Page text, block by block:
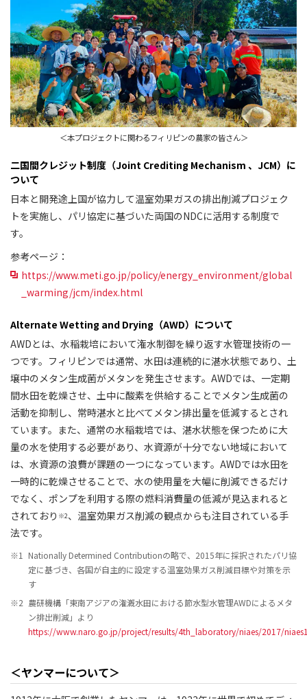
＜本プロジェクトに関わるフィリピンの農家の皆さん＞
二国間クレジット制度（Joint Crediting Mechanism 、JCM）に
ついて
日本と開発途上国が協力して温室効果ガスの排出削減プロジェク
トを実施し、パリ協定に基づいた両国のNDCに活用する制度で
す。
参考ページ：
https://www.meti.go.jp/policy/energy_environment/global
_warming/jcm/index.html
Alternate Wetting and Drying（AWD）について
AWDとは、水稲栽培において潅水制御を繰り返す水管理技術の一
つです。フィリピンでは通常、水田は連続的に湛水状態であり、土
壌中のメタン生成菌がメタンを発生させます。AWDでは、一定期
間水田を乾燥させ、土中に酸素を供給することでメタン生成菌の
活動を抑制し、常時湛水と比べてメタン排出量を低減するとされ
ています。また、通常の水稲栽培では、湛水状態を保つために大
量の水を使用する必要があり、水資源が十分でない地域において
は、水資源の浪費が課題の一つになっています。AWDでは水田を
一時的に乾燥させることで、水の使用量を大幅に削減できるだけ
でなく、ポンプを利用する際の燃料消費量の低減が見込まれると
されており ※2、温室効果ガス削減の観点からも注目されている手
法です。
※1
Nationally Determined Contributionの略で、2015年に採択されたパリ協
定に基づき、各国が自主的に設定する温室効果ガス削減目標や対策を示
す
※2 農研機構「東南アジアの潅漑水田における節水型水管理AWDによるメタ
ン排出削減」より
https://www.naro.go.jp/project/results/4th_laboratory/niaes/2017/
＜ヤンマーについて＞